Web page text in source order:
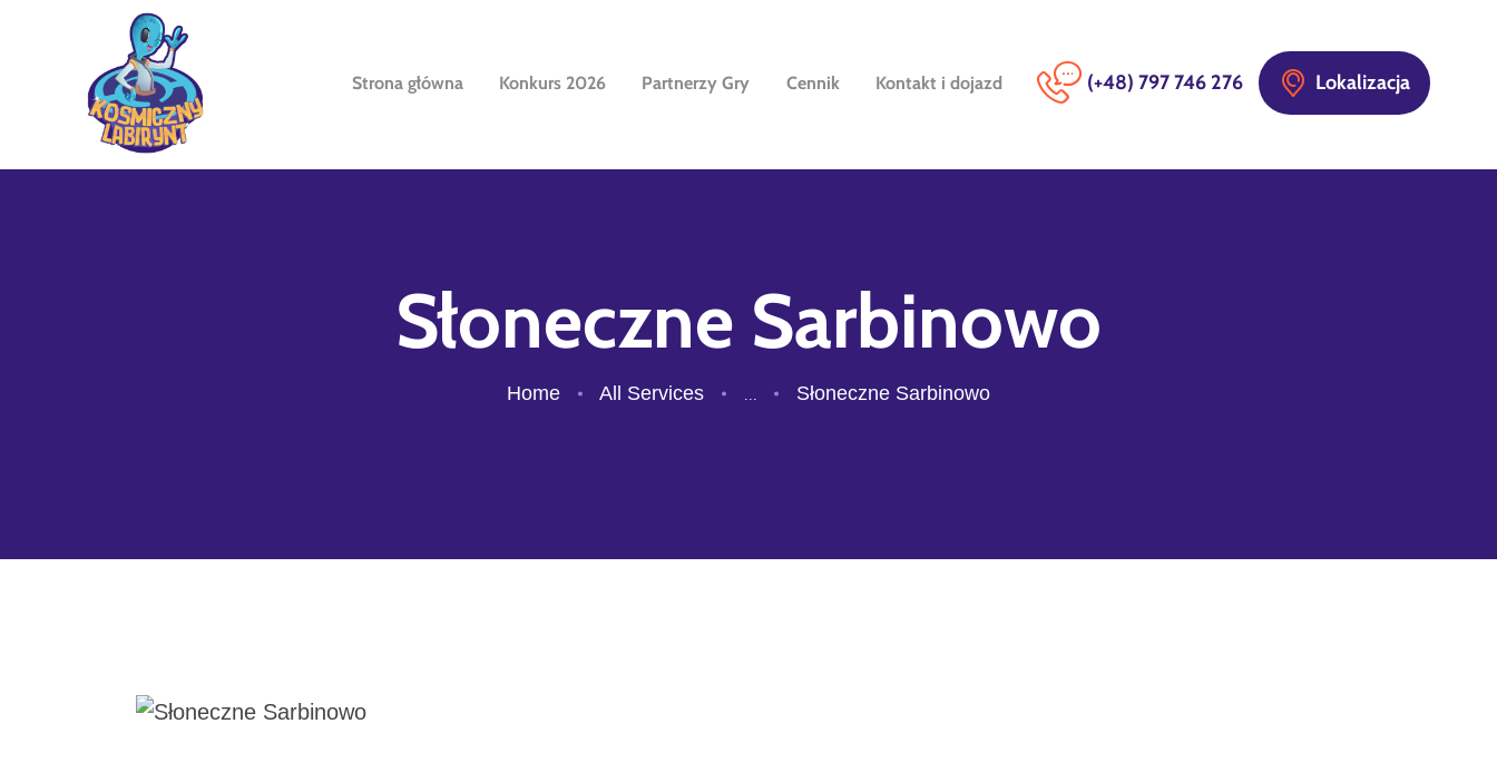
Strona główna Konkurs 2026 Partnerzy Gry Cennik Kontakt i dojazd (+48) 797 746 276 Lokalizacja
Słoneczne Sarbinowo
Home All Services Słoneczne Sarbinowo
KONKURS 2026